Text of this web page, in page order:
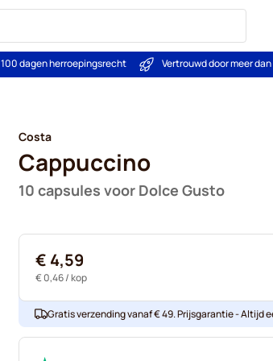
100 dagen herroepingsrecht Vertrouwd door meer
Costa
Cappuccino
10 capsules voor Dolce Gusto
€ 4,59
€ 0,46/ kop
Gratis verzending vanaf € 49. Prijsgarantie - Altijd